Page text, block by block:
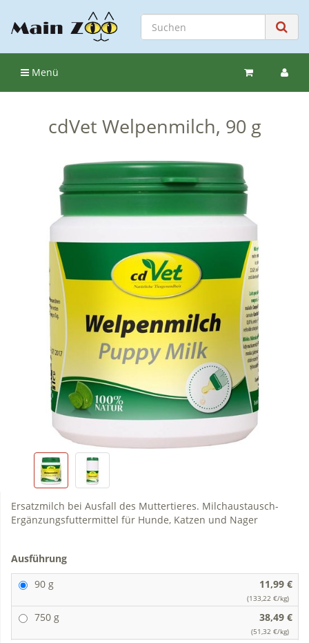
Menü
cdVet Welpenmilch, 90 g
Ersatzmilch bei Ausfall des Muttertieres. Milchaustausch-
Ergänzungsfuttermittel für Hunde, Katzen und Nager
Ausführung
90 g
11,99 €
(133,22 €/kg)
750 g 38,49 €
(51,32 €/kg)